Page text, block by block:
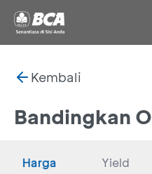
Kembali
Bandingkan
Harga Yield